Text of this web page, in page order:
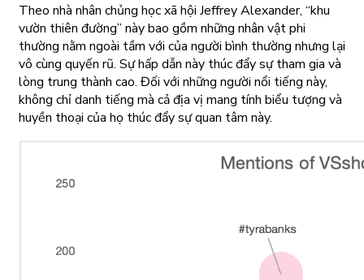
Theo nhà nhân chủng học xã hội Jeffrey Alexander, “khu
vườn thiên đường” này bao gồm những nhân vật phi
thường nằm ngoài tầm với của người bình thường nhưng lại
vô cùng quyến rũ. Sự hấp dẫn này thúc đẩy sự tham gia và
lòng trung thành cao. Đối với những người nổi tiếng này,
không chỉ danh tiếng mà cả địa vị mang tính biểu tượng và
huyền thoại của họ thúc đẩy sự quan tâm này.